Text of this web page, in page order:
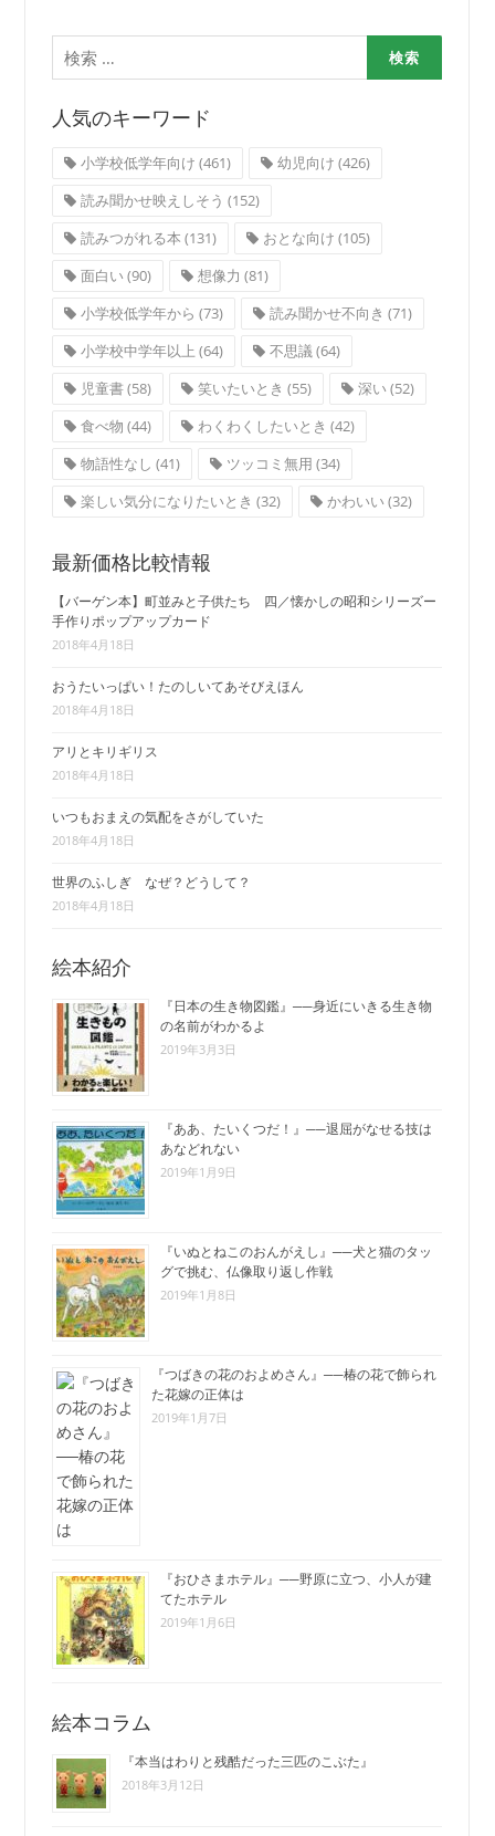
検
索:
人気のキーワード
小学校低学年向け (461) 幼児向け (426)
読み聞かせ映えしそう (152)
読みつがれる本 (131) おとな向け (105)
面白い(90) 想像力 (81)
小学校低学年から (73) 読み聞かせ不向き (71)
小学校中学年以上 (64) 不思議(64)
児童書(58) 笑いたいとき (55) 深い(52)
食べ物 (44) わくわくしたいとき (42)
物語性なし (41) ツッコミ無用 (34)
楽しい気分になりたいとき (32) かわいい(32)
最新価格比較情報
【バーゲン本】町並みと子供たち 四／懐かしの昭和シリーズー
手作りポップアップカード
2018年4月18日
おうたいっぱい！たのしいてあそびえほん
2018年4月18日
アリとキリギリス
2018年4月18日
いつもおまえの気配をさがしていた
2018年4月18日
世界のふしぎ なぜ？どうして？
2018年4月18日
絵本紹介
『日本の生き物図鑑』──身近にいきる生き物
の名前がわかるよ
2019年3月3日
『ああ、たいくつだ！』──退屈がなせる技は
あなどれない
2019年1月9日
『いぬとねこのおんがえし』──犬と猫のタッ
グで挑む、仏像取り返し作戦
2019年1月8日
『つばきの花のおよめさん』──椿の花で飾られ
た花嫁の正体は
2019年1月7日
『おひさまホテル』──野原に立つ、小人が建
てたホテル
2019年1月6日
絵本コラム
『本当はわりと残酷だった三匹のこぶた』
2018年3月12日